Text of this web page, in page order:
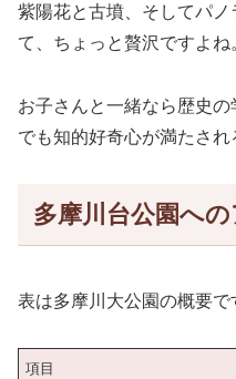
紫陽花と古墳、そしてパ
て、ちょっと贅沢ですよね
お子さんと一緒なら歴史
でも知的好奇心が満たされ
多摩川台公園へ
表は多摩川大公園の概要で
項目